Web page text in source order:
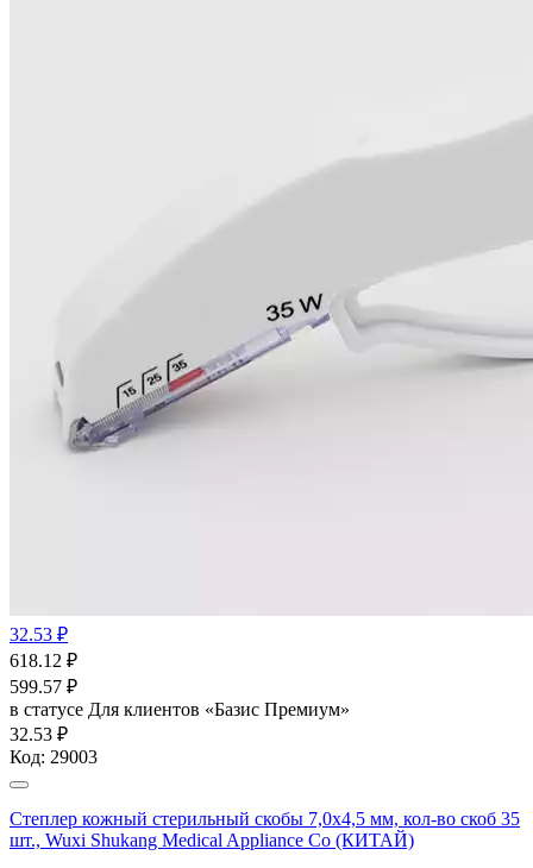
32.53 ₽
618.12 ₽
599.57 ₽
в статусе Для клиентов «Базис Премиум»
32.53 ₽
Код: 29003
Степлер кожный стерильный скобы 7,0х4,5 мм, кол-во скоб 35
шт., Wuxi Shukang Medical Appliance Co (КИТАЙ)